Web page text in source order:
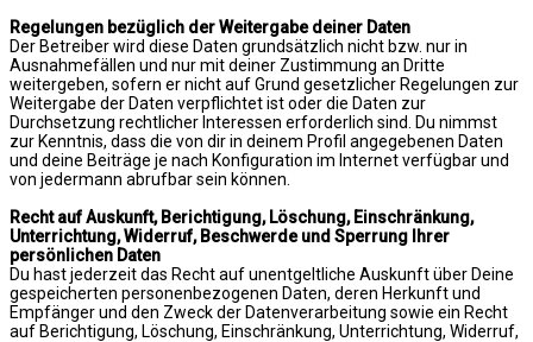
Regelungen bezüglich der Weitergabe deiner Daten
Der Betreiber wird diese Daten grundsätzlich nicht bzw. nur in
Ausnahmefällen und nur mit deiner Zustimmung an Dritte
weitergeben, sofern er nicht auf Grund gesetzlicher Regelungen zur
Weitergabe der Daten verpflichtet ist oder die Daten zur
Durchsetzung rechtlicher Interessen erforderlich sind. Du nimmst
zur Kenntnis, dass die von dir in deinem Profil angegebenen Daten
und deine Beiträge je nach Konfiguration im Internet verfügbar und
von jedermann abrufbar sein können.
Recht auf Auskunft, Berichtigung, Löschung, Einschränkung,
Unterrichtung, Widerruf, Beschwerde und Sperrung Ihrer
persönlichen Daten
Du hast jederzeit das Recht auf unentgeltliche Auskunft über Deine
gespeicherten personenbezogenen Daten, deren Herkunft und
Empfänger und den Zweck der Datenverarbeitung sowie ein Recht
auf Berichtigung, Löschung, Einschränkung, Unterrichtung, Widerruf,